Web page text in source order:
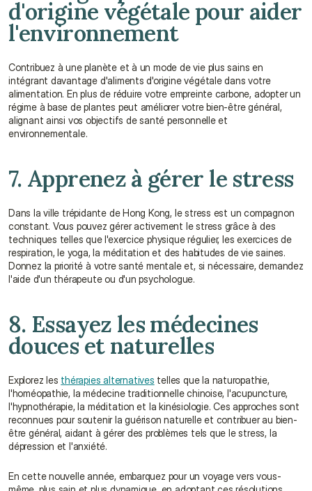
d'origine végétale pour aider
l'environnement
Contribuez à une planète et à un mode de vie plus sains en
intégrant davantage d'aliments d'origine végétale dans votre
alimentation. En plus de réduire votre empreinte carbone, adopter un
régime à base de plantes peut améliorer votre bien-être général,
alignant ainsi vos objectifs de santé personnelle et
environnementale.
7. Apprenez à gérer le stress
Dans la ville trépidante de Hong Kong, le stress est un compagnon
constant. Vous pouvez gérer activement le stress grâce à des
techniques telles que l'exercice physique régulier, les exercices de
respiration, le yoga, la méditation et des habitudes de vie saines.
Donnez la priorité à votre santé mentale et, si nécessaire, demandez
l'aide d'un thérapeute ou d'un psychologue.
8. Essayez les médecines
douces et naturelles
Explorez les thérapies alternatives telles que la naturopathie,
l'homéopathie, la médecine traditionnelle chinoise, l'acupuncture,
l'hypnothérapie, la méditation et la kinésiologie. Ces approches sont
reconnues pour soutenir la guérison naturelle et contribuer au bien-
être général, aidant à gérer des problèmes tels que le stress, la
dépression et l'anxiété.
En cette nouvelle année, embarquez pour un voyage vers vous-